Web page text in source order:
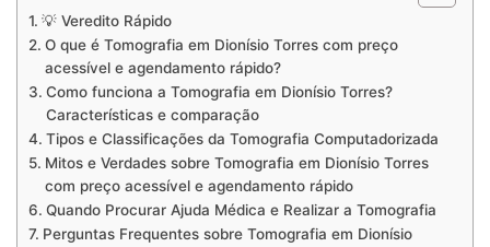
💡 Veredito Rápido
O que é Tomografia em Dionísio Torres com preço
acessível e agendamento rápido?
Como funciona a Tomografia em Dionísio Torres?
Características e comparação
Tipos e Classificações da Tomografia Computadorizada
Mitos e Verdades sobre Tomografia em Dionísio Torres
com preço acessível e agendamento rápido
Quando Procurar Ajuda Médica e Realizar a Tomografia
Perguntas Frequentes sobre Tomografia em Dionísio